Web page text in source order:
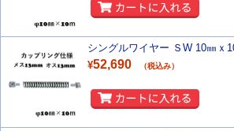
シングルワイヤー ＳW 10㎜ｘ
¥52,690 （税込み）